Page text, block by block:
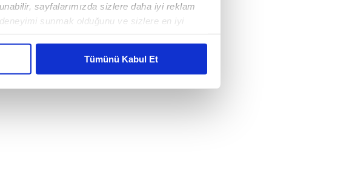
sayfalarımızda sizlere daha iyi reklam
sunmak olduğunu ve sizlere en iyi
bilgi toplumu hizmetlerinin sunulması
ve kişiselleştirilmesi ve sizlere yönelik
Tümünü Kabul Et